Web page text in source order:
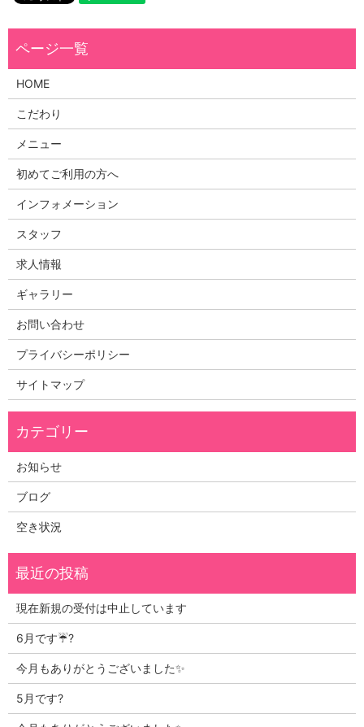
HOME
こだわり
メニュー
初めてご利用の方へ
インフォメーション
スタッフ
求人情報
ギャラリー
お問い合わせ
プライバシーポリシー
サイトマップ
お知らせ
ブログ
空き状況
現在新規の受付は中止しています
6月です☔?
今月もありがとうございました✨
5月です?